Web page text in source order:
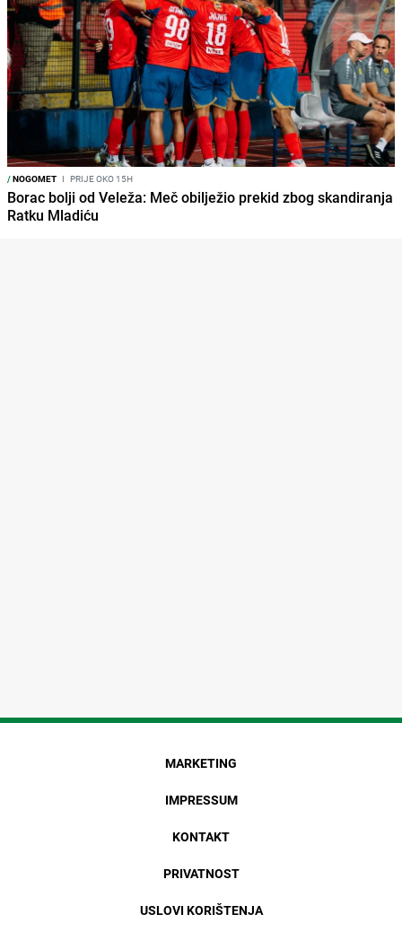
/NOGOMET I PRIJE OKO 15H
Borac bolji od Veleža: Meč obilježio prekid zbog skandiranja
Ratku Mladiću
MARKETING
IMPRESSUM
KONTAKT
PRIVATNOST
USLOVI KORIŠTENJA